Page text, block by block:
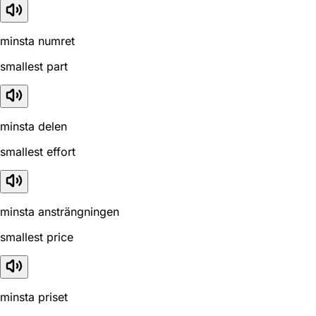
minsta numret
smallest part
minsta delen
smallest effort
minsta ansträngningen
smallest price
minsta priset